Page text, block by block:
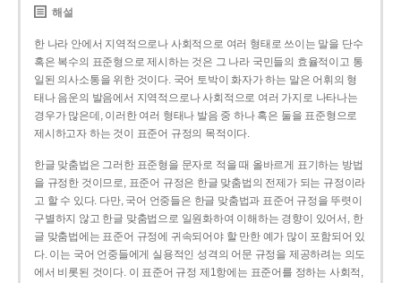
해설
한 나라 안에서 지역적으로나 사회적으로 여러 형태로 쓰이는 말을 단수
혹은 복수의 표준형으로 제시하는 것은 그 나라 국민들의 효율적이고 통
일된 의사소통을 위한 것이다. 국어 토박이 화자가 하는 말은 어휘의 형
태나 음운의 발음에서 지역적으로나 사회적으로 여러 가지로 나타나는
경우가 많은데, 이러한 여러 형태나 발음 중 하나 혹은 둘을 표준형으로
제시하고자 하는 것이 표준어 규정의 목적이다.
한글 맞춤법은 그러한 표준형을 문자로 적을 때 올바르게 표기하는 방법
을 규정한 것이므로, 표준어 규정은 한글 맞춤법의 전제가 되는 규정이라
고 할 수 있다. 다만, 국어 언중들은 한글 맞춤법과 표준어 규정을 뚜렷이
구별하지 않고 한글 맞춤법으로 일원화하여 이해하는 경향이 있어서, 한
글 맞춤법에는 표준어 규정에 귀속되어야 할 만한 예가 많이 포함되어 있
다. 이는 국어 언중들에게 실용적인 성격의 어문 규정을 제공하려는 의도
에서 비롯된 것이다. 이 표준어 규정 제1항에는 표준어를 정하는 사회적,